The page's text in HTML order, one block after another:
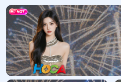
404
抱歉，找不
返回首